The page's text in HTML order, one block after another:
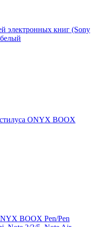
электронных книг (Sony
ONYX BOOX
BOOX Pen/Pen